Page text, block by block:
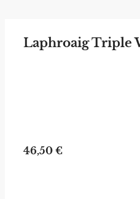
Laphroaig Triple
46,50 €